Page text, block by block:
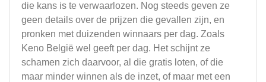
die kans is te verwaarlozen. Nog steeds geven ze
geen details over de prijzen die gevallen zijn, en
pronken met duizenden winnaars per dag. Zoals
Keno België wel geeft per dag. Het schijnt ze
schamen zich daarvoor, al die gratis loten, of die
maar minder winnen als de inzet, of maar met een